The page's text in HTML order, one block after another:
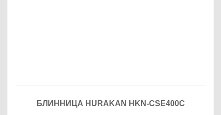
БЛИННИЦА HURAKAN HKN-CSE400C